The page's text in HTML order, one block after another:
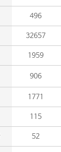
496
32657
1959
906
1771
115
52